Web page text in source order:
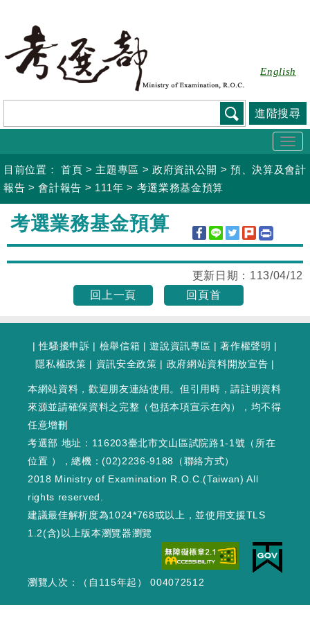
要
容
English
進階搜尋
目前位置： 首頁 > 主題專區 >政府資訊公開 >預、決算及會計
報告 >會計報告 > 111年 > 考選業務基金預算
考選業務基金預算
更新日期： 113/04/12
回上一頁
回頁首
|性騷擾申訴 | 檢舉信箱 |遊說資訊專區 |著作權聲明 |
隱私權政策 | 資訊安全政策 | 政府網站資料開放宣告 |
本網站資料，歡迎朋友連結使用。但引用時，請註明資料
來源並請確保資料之完整（包括本項宣示在內），均不得
任意增刪
考選部 地址：116203臺北市文山區試院路1-1號（ 所在
位置 ），總機：(02)2236-9188（聯絡方式）
2018 Ministry of Examination R.O.C.(Taiwan) All
rights reserved.
建議最佳解析度為1024*768或以上，並使用支援TLS
1.2(含)以上版本瀏覽器瀏覽
瀏覽人次：（自115年起） 004072512